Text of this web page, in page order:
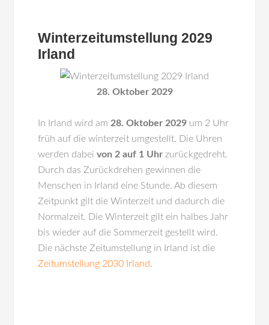
Winterzeitumstellung 2029
Irland
28. Oktober 2029
In Irland wird am 28. Oktober 2029 um 2 Uhr
früh auf die winterzeit umgestellt. Die Uhren
werden dabeivon 2 auf 1 Uhr zurückgedreht.
Durch das Zurückdrehen gewinnen die
Menschen in Irland eine Stunde. Ab diesem
Zeitpunkt gilt die Winterzeit und dadurch die
Normalzeit. Die Winterzeit gilt ein halbes Jahr
bis wieder auf die Sommerzeit gestellt wird.
Die nächste Zeitumstellung in Irland ist die
Zeitumstellung 2030 Irland.